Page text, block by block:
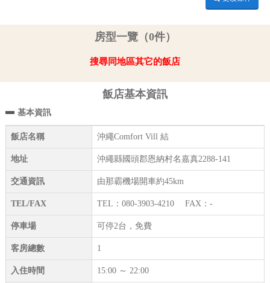
房型一覽（0件）
搜尋同地區其它的飯店
飯店基本資訊
基本資訊
飯店名稱 沖繩Comfort Vill 結
地址 沖繩縣國頭郡恩納村名嘉真2288-141
交通資訊 由那霸機場開車約45km
TEL/FAX TEL：080-3903-4210 FAX：-
停車場 可停2台，免費
客房總數 1
入住時間 15:00 ～ 22:00